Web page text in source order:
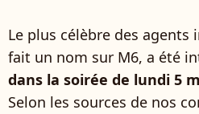
Le plus célèbre des
fait un nom sur M6, a été
dans la soirée de lundi 5
Selon les sources de nos